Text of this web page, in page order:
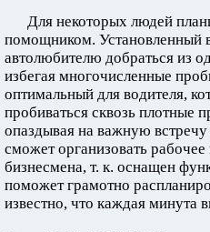
Для некоторых людей
помощником. Установленный
автолюбителю добраться из
избегая многочисленные
оптимальный для водителя,
пробиваться сквозь плотные
опаздывая на важную
сможет организовать
бизнесмена, т. к. оснащен
поможет грамотно
известно, что каждая минута